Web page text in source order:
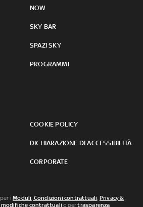
NOW
SKY BAR
SPAZI SKY
PROGRAMMI
COOKIE POLICY
DICHIARAZIONE DI ACCESSIBILITÀ
CORPORATE
per iModuli, Condizioni contrattuali, Privacy &
contrattuali o pertrasparenza